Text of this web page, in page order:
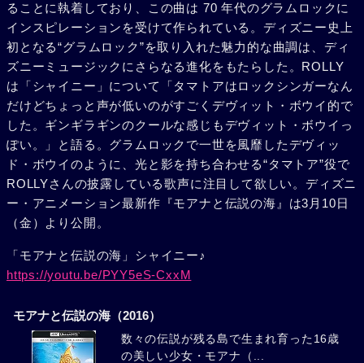
ることに執着しており、この曲は 70 年代のグラムロックに
インスピレーションを受けて作られている。ディズニー史上
初となる“グラムロック”を取り入れた魅力的な曲調は、ディ
ズニーミュージックにさらなる進化をもたらした。ROLLY
は「シャイニー」について「タマトアはロックシンガーなん
だけどちょっと声が低いのがすごくデヴィット・ボウイ的で
した。ギンギラギンのクールな感じもデヴィット・ボウイっ
ぽい。」と語る。グラムロックで一世を風靡したデヴィッ
ド・ボウイのように、光と影を持ち合わせる“タマトア”役で
ROLLYさんの披露している歌声に注目して欲しい。ディズニ
ー・アニメーション最新作『モアナと伝説の海』は3月10日
（金）より公開。
「モアナと伝説の海」シャイニー♪
https://youtu.be/PYY5eS-CxxM
モアナと伝説の海（2016）
数々の伝説が残る島で生まれ育った16歳
の美しい少女・モアナ（...